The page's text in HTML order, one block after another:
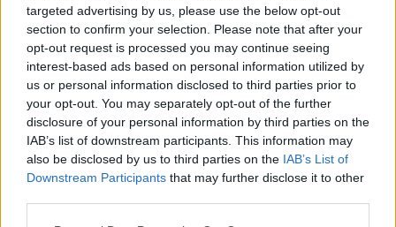
targeted advertising by us, please use the below opt-out
section to confirm your selection. Please note that after your
opt-out request is processed you may continue seeing
interest-based ads based on personal information utilized by
us or personal information disclosed to third parties prior to
your opt-out. You may separately opt-out of the further
disclosure of your personal information by third parties on the
IAB’s list of downstream participants. This information may
also be disclosed by us to third parties on the IAB’s List of
Downstream Participants that may further disclose it to other
Sondaj
Ce partid ați vota dacă alegerile parlamentare ar avea
loc duminica viitoare?
USR
PNL
PSD